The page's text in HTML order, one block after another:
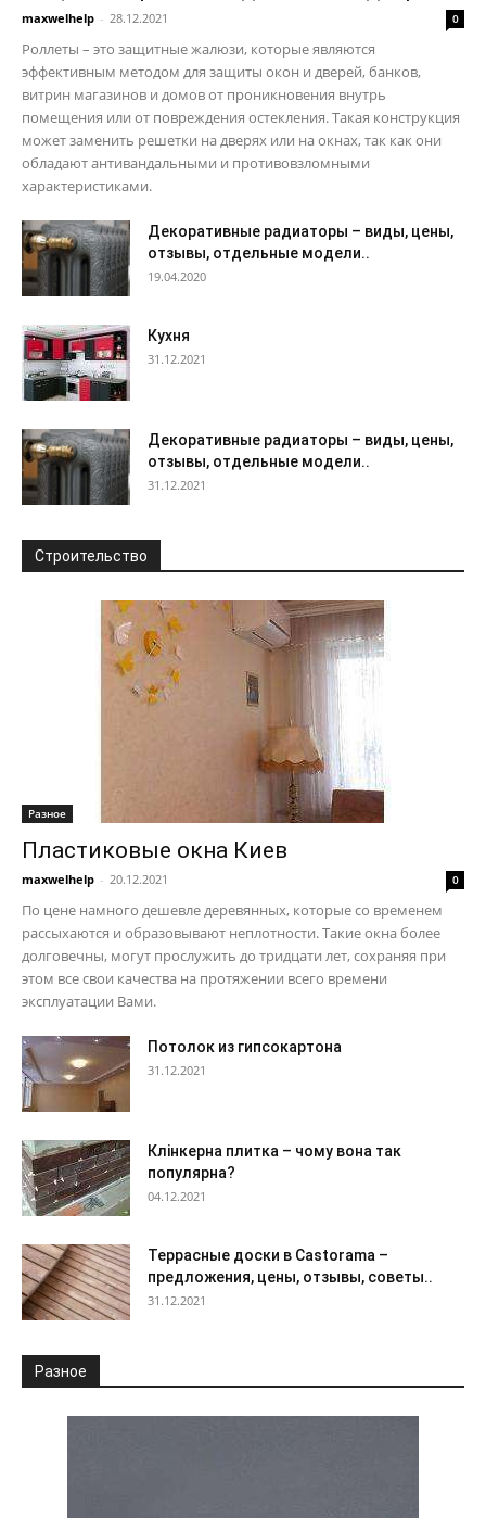
maxwelhelp - 28.12.2021 0
Роллеты – это защитные жалюзи, которые являются
эффективным методом для защиты окон и дверей, банков,
витрин магазинов и домов от проникновения внутрь
помещения или от повреждения остекления. Такая конструкция
может заменить решетки на дверях или на окнах, так как они
обладают антивандальными и противовзломными
характеристиками.
Декоративные радиаторы – виды, цены,
отзывы, отдельные модели..
19.04.2020
Кухня
31.12.2021
Декоративные радиаторы – виды, цены,
отзывы, отдельные модели..
31.12.2021
Строительство
Разное
Пластиковые окна Киев
maxwelhelp - 20.12.2021 0
По цене намного дешевле деревянных, которые со временем
рассыхаются и образовывают неплотности. Такие окна более
долговечны, могут прослужить до тридцати лет, сохраняя при
этом все свои качества на протяжении всего времени
эксплуатации Вами.
Потолок из гипсокартона
31.12.2021
Клінкерна плитка – чому вона так
популярна?
04.12.2021
Террасные доски в Castorama –
предложения, цены, отзывы, советы..
31.12.2021
Разное